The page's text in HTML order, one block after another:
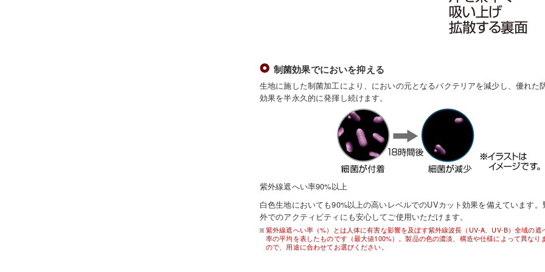
制菌効果でにおいを抑える
生地に施した制菌加工により、においの元となるバクテリアを減少し、優れた
効果を半永久的に発揮し続けます。
紫外線遮へい率90%以上
白色生地においても90%以上の高いレベルでのUVカット効果を備えています。
外でのアクティビティにも安心してご使用いただけます。
紫外線遮へい率（%）とは人体に有害な影響を及ぼす紫外線波長（UV-A、UV-B）全域の遮
率の平均を表したものです（最大値100%）。製品の色の濃淡、構造や仕様によって異なり
ので、用途に合わせてお選びください。